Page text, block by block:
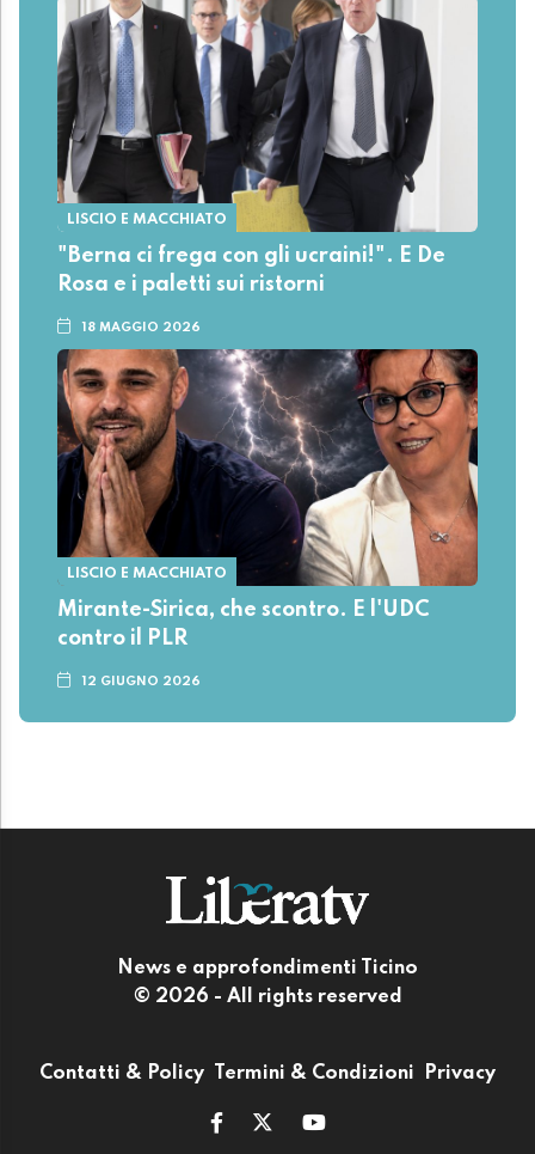
LISCIO E MACCHIATO
"Berna ci frega con gli ucraini!". E De
Rosa e i paletti sui ristorni
18 MAGGIO 2026
LISCIO E MACCHIATO
Mirante-Sirica, che scontro. E l'UDC
contro il PLR
12 GIUGNO 2026
News e approfondimenti Ticino
© 2026 - All rights reserved
Contatti & Policy Termini & Condizioni Privacy